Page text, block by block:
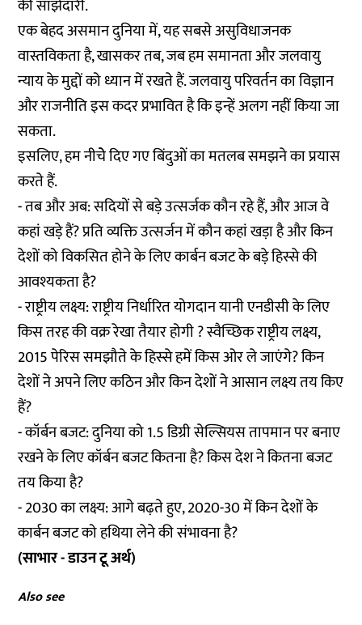
की साझेदारी.
एक बेहद असमान दुनिया में, यह सबसे असुविधाजनक
वास्तविकता है, खासकर तब, जब हम समानता और जलवायु
न्याय के मुद्दों को ध्यान में रखते हैं. जलवायु परिवर्तन का विज्ञान
और राजनीति इस कदर प्रभावित है कि इन्हें अलग नहीं किया जा
सकता.
इसलिए, हम नीचेे दिए गए बिंदुओं का मतलब समझने का प्रयास
करते हैं.
- तब और अब: सदियों से बड़े उत्सर्जक कौन रहे हैं, और आज वे
कहां खड़े हैं? प्रति व्यक्ति उत्सर्जन में कौन कहां खड़ा है और किन
देशों को विकसित होने के लिए कार्बन बजट के बड़े हिस्से की
आवश्यकता है?
- राष्ट्रीय लक्ष्य: राष्ट्रीय निर्धारित योगदान यानी एनडीसी के लिए
किस तरह की वक्र रेखा तैयार होगी ? स्वैच्छिक राष्ट्रीय लक्ष्य,
2015 पेरिस समझौते के हिस्से हमें किस ओर ले जाएंगे? किन
देशों ने अपने लिए कठिन और किन देशों ने आसान लक्ष्य तय किए
हैं?
- कॉर्बन बजट: दुनिया को 1.5 डिग्री सेल्सियस तापमान पर बनाए
रखने के लिए कॉर्बन बजट कितना है? किस देश ने कितना बजट
तय किया है?
- 2030 का लक्ष्य: आगे बढ़ते हुए, 2020-30 में किन देशों के
कार्बन बजट को हथिया लेने की संभावना है?
(साभार - डाउन टू अर्थ)
Also see